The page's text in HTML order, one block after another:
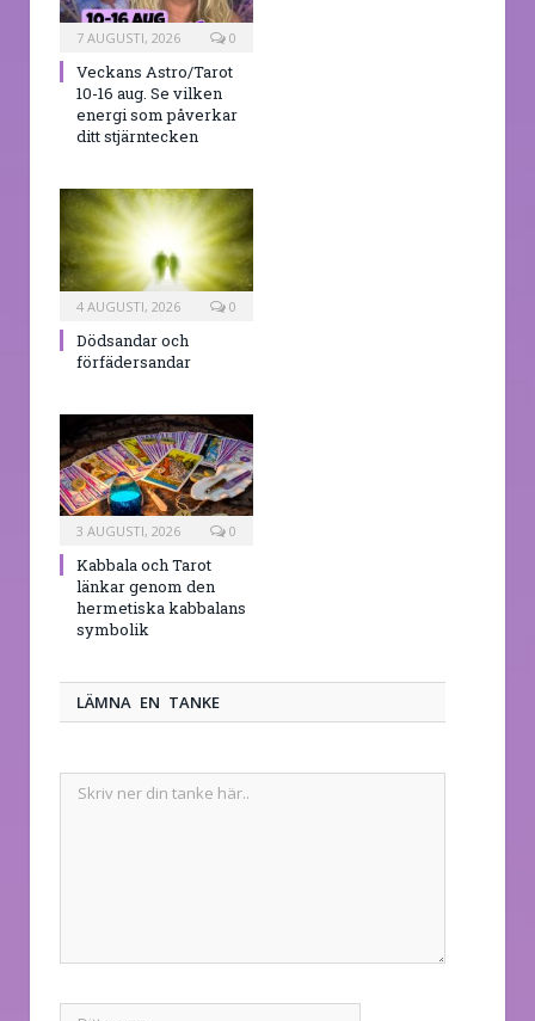
7 AUGUSTI, 2026 0
Veckans Astro/Tarot
10-16 aug. Se vilken
energi som påverkar
ditt stjärntecken
4 AUGUSTI, 2026 0
Dödsandar och
förfädersandar
3 AUGUSTI, 2026 0
Kabbala och Tarot
länkar genom den
hermetiska kabbalans
symbolik
LÄMNA EN TANKE